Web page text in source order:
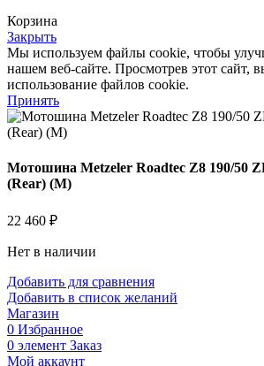
Корзина
Закрыть
Мы используем файлы cookie, чтобы
нашем веб-сайте. Просмотрев этот сайт,
использование файлов cookie.
Принять
Мотошина Metzeler Roadtec Z8 190/50
(Rear) (M)
22 460 ₽
Нет в наличии
Добавить для сравнения
Добавить в список желаний
Магазин
0 Избранное
0 элемент Заказ
Мой аккаунт